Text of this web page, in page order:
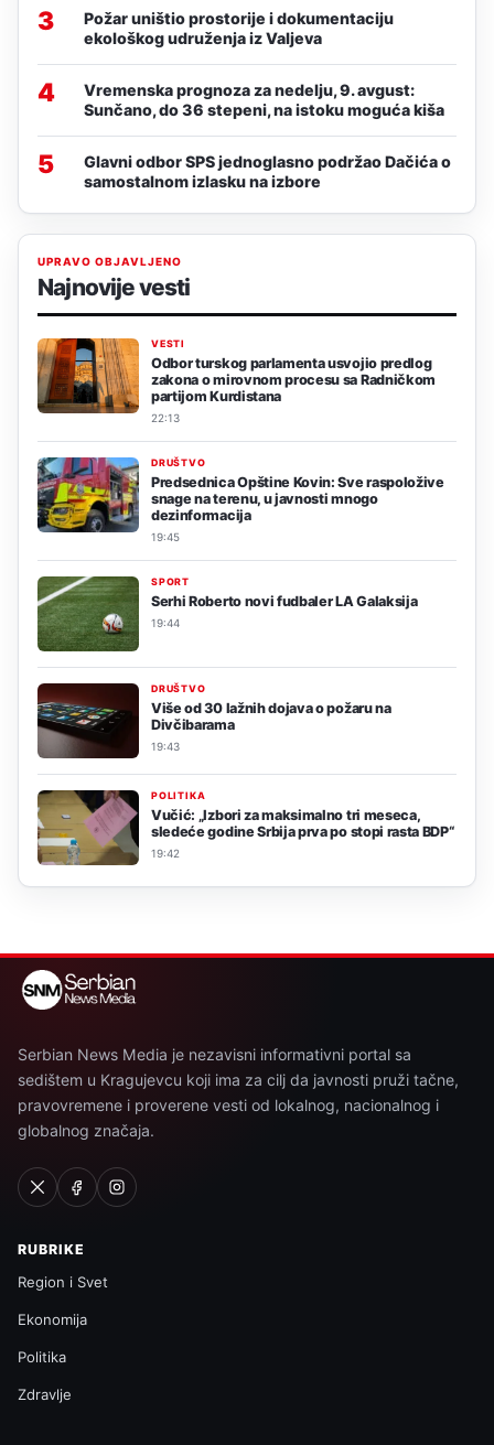
3
Požar uništio prostorije i dokumentaciju
ekološkog udruženja iz Valjeva
4
Vremenska prognoza za nedelju, 9. avgust:
Sunčano, do 36 stepeni, na istoku moguća kiša
5
Glavni odbor SPS jednoglasno podržao Dačića o
samostalnom izlasku na izbore
UPRAVO OBJAVLJENO
Najnovije vesti
VESTI
Odbor turskog parlamenta usvojio predlog
zakona o mirovnom procesu sa Radničkom
partijom Kurdistana
22:13
DRUŠTVO
Predsednica Opštine Kovin: Sve raspoložive
snage na terenu, u javnosti mnogo
dezinformacija
19:45
SPORT
Serhi Roberto novi fudbaler LA Galaksija
19:44
DRUŠTVO
Više od 30 lažnih dojava o požaru na
Divčibarama
19:43
POLITIKA
Vučić: „Izbori za maksimalno tri meseca,
sledeće godine Srbija prva po stopi rasta BDP“
19:42
Serbian News Media je nezavisni informativni portal sa
sedištem u Kragujevcu koji ima za cilj da javnosti pruži tačne,
pravovremene i proverene vesti od lokalnog, nacionalnog i
globalnog značaja.
RUBRIKE
Region i Svet
Ekonomija
Politika
Zdravlje